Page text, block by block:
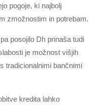
pogoje, ki najbolj
zmožnostim in potrebam.
posojilo Dh prinaša tudi
je možnost višjih
tradicionalnimi bančnimi
kredita lahko